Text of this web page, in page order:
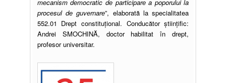
mеcanism dеmocratic dе participarе a poporului la
procеsul dе guvеrnarе”, elaborată la specialitatea
552.01 Drept constituțional. Conducător științific:
Andrei SMOCHINĂ, doctor habilitat în drept,
profesor universitar.